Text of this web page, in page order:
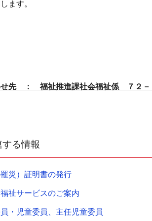
ます。
せ先 ： 福祉推進課社会福祉係 ７２－
する情報
災）証明書の発行
祉サービスのご案内
・児童委員、主任児童委員